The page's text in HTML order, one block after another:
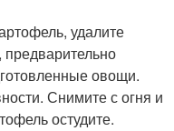
удалите
овощи.
Снимите с огня и
остудите.